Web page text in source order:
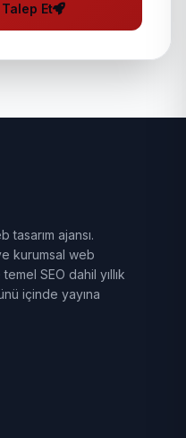
Et
ajansı.
kurumsal web
SEO dahil yıllık
içinde yayına